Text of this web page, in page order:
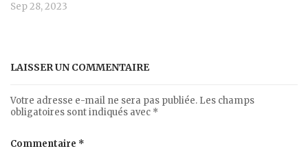
Sep 28, 2023
LAISSER UN COMMENTAIRE
Votre adresse e-mail ne sera pas publiée. Les champs
obligatoires sont indiqués avec *
Commentaire *